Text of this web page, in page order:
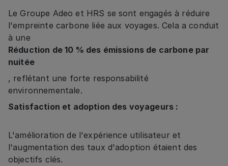
Le Groupe Adeo et HRS se sont engagés à réduire
l'empreinte carbone liée aux voyages. Cela a conduit
à une
Réduction de 10 % des émissions de carbone par
nuitée
, reflétant une forte responsabilité
environnementale.
Satisfaction et adoption des voyageurs :
L'amélioration de l'expérience utilisateur et
l'augmentation des taux d'adoption étaient des
objectifs clés.